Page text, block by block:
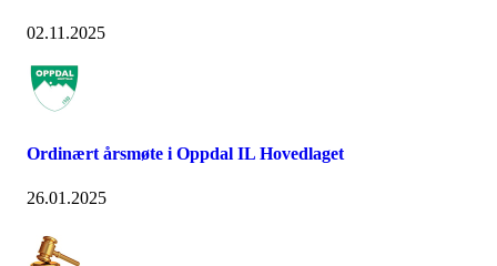
02.11.2025
Ordinært årsmøte i Oppdal IL Hovedlaget
26.01.2025